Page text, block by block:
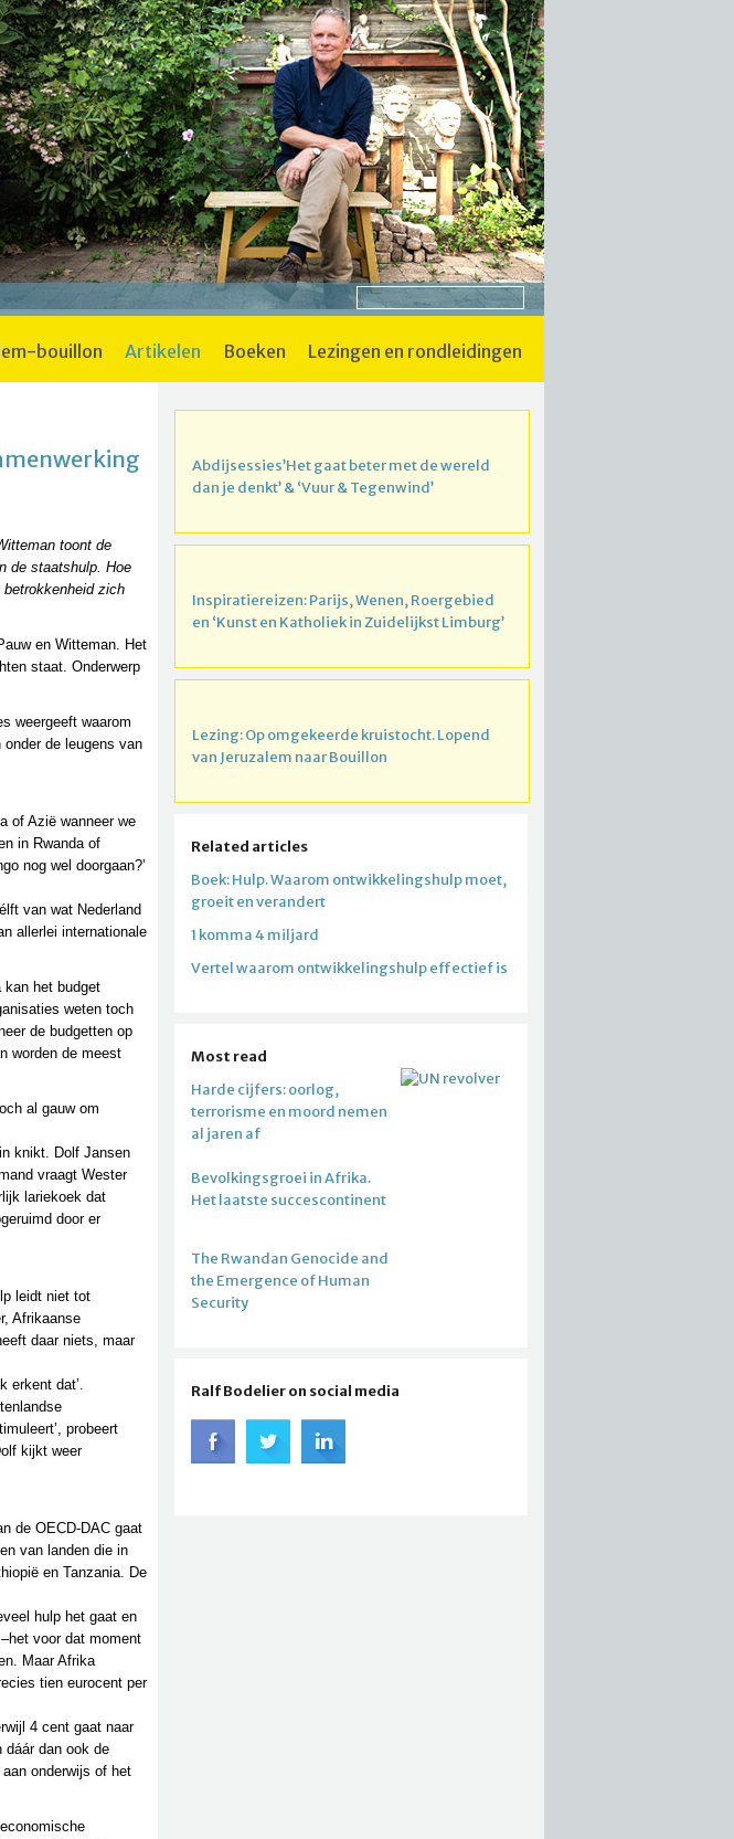
bouillon artikelen boeken lezingen en rondleidingen
toont de
de staatshulp. Hoe
betrokkenheid zich
en Witteman. Het
staat. Onderwerp
weergeeft waarom
de leugens van
of Azië wanneer we
in Rwanda of
nog wel doorgaan?’
van wat Nederland
allerlei internationale
kan het budget
weten toch
de budgetten op
worden de meest
al gauw om
knikt. Dolf Jansen
vraagt Wester
lariekoek dat
door er
leidt niet tot
Afrikaanse
daar niets, maar
erkent dat’.
probeert
kijkt weer
de OECD-DAC gaat
van landen die in
en Tanzania. De
hulp het gaat en
voor dat moment
Maar Afrika
tien eurocent per
4 cent gaat naar
dáár dan ook de
onderwijs of het
Abdijsessies’Het gaat beter met de wereld
dan je denkt’ & ‘Vuur & Tegenwind’
Inspiratiereizen: Parijs, Wenen, Roergebied
en ‘Kunst en Katholiek in Zuidelijkst Limburg’
Lezing: Op omgekeerde kruistocht. Lopend
van Jeruzalem naar Bouillon
Related articles
Boek: Hulp. Waarom ontwikkelingshulp moet,
groeit en verandert
1 komma 4 miljard
Vertel waarom ontwikkelingshulp effectief is
Most read
Harde cijfers: oorlog,
terrorisme en moord nemen
al jaren af
Bevolkingsgroei in Afrika.
Het laatste succescontinent
The Rwandan Genocide and
the Emergence of Human
Security
Ralf Bodelier on social media